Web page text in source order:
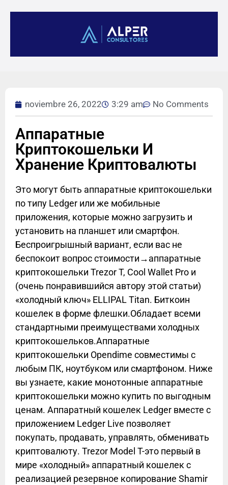
noviembre 26, 2022 3:29 am No Comments
Аппаратные
Криптокошельки И
Хранение Криптовалюты
Это могут быть аппаратные криптокошельки
по типу Ledger или же мобильные
приложения, которые можно загрузить и
установить на планшет или смартфон.
Беспроигрышный вариант, если вас не
беспокоит вопрос стоимости→аппаратные
криптокошельки Trezor T, Cool Wallet Pro и
(очень понравившийся автору этой статьи)
«холодный ключ» ELLIPAL Titan. Биткоин
кошелек в форме флешки.Обладает всеми
стандартными преимуществами холодных
криптокошельков.Аппаратные
криптокошельки Opendime совместимы с
любым ПК, ноутбуком или смартфоном. Ниже
вы узнаете, какие монотонные аппаратные
криптокошельки можно купить по выгодным
ценам. Аппаратный кошелек Ledger вместе с
приложением Ledger Live позволяет
покупать, продавать, управлять, обменивать
криптовалюту. Trezor Model T-это первый в
мире «холодный» аппаратный кошелек с
реализацией резервное копирование Shamir